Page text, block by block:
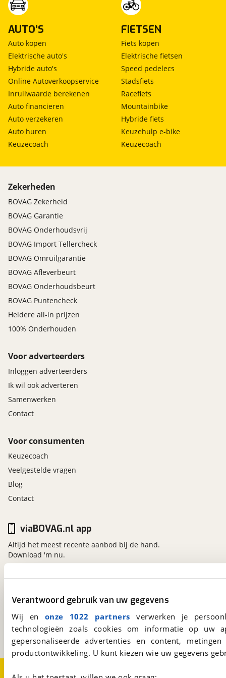
Verantwoord gebruik van uw gegevens
Wij en onze 1022 partners verwerken je
technologieën zoals cookies om informatie op
gepersonaliseerde advertenties en content,
productontwikkeling. U kunt kiezen wie uw gegevens
Specifiek
360 camera
Suzuki Media Display (9 inch)
Suzuki Safety System Pro
Stuurinrichting
Elektrische stuurbekrachtiging
In hoogte verstelbaar stuurwiel
Trim exterieur
Deurgrepen in carrosseriekleur
Metaalkleur
Trim interieur
3-Spaaks stuurwiel
Bekleding deurpanelen gedeeltelijk kunstleder
Beschermplaat bumper (voor & achter) zilver
Chroom/zilver accenten interieur
Lederen bekleding voorstoelen en achterbank
Verstelbare bodemplaat bagageruimte
Voetsteun bestuurderszijde
Veiligheid aandrijving
Adaptieve cruise control (ACC)
Hill-Hold Control
Velgen en banden
17'' Lichtmetalen velgen gepolijst
Ventilatie en verwarming
Achterruitverwarming
Pollenfilter
Achterlichten met LED (dimlicht,rem,mistlamp)
Continue koplampverlichting (DRL) met LED-
verlichting
koplampen met LED projectoren
Mistlamp achter
Noodstopsignaal
Verlichting interieur
Automatische verlichting
Kaartleeslampje (3)
passagier)
AUTO'S
Auto kopen
Elektrische auto's
Hybride auto's
Online Autoverkoopservice
Inruilwaarde berekenen
Auto financieren
Auto verzekeren
Auto huren
Keuzecoach
FIETSEN
Fiets kopen
Elektrische fietsen
Speed pedelecs
Stadsfiets
Racefiets
Mountainbike
Hybride fiets
Keuzehulp e-bike
Keuzecoach
Zekerheden
BOVAG Zekerheid
BOVAG Garantie
BOVAG Onderhoudsvrij
BOVAG Import Tellercheck
BOVAG Omruilgarantie
BOVAG Afleverbeurt
BOVAG Onderhoudsbeurt
BOVAG Puntencheck
Heldere all-in prijzen
100% Onderhouden
Voor adverteerders
Inloggen adverteerders
Ik wil ook adverteren
Samenwerken
Contact
Voor consumenten
Keuzecoach
Veelgestelde vragen
Blog
Contact
viaBOVAG.nl
Kosterijland
3981 AJ
Bunnik
Een initiatief van
BOVAG
viaBOVAG.nl app
Altijd het meest recente aanbod bij de hand.
Download 'm nu.